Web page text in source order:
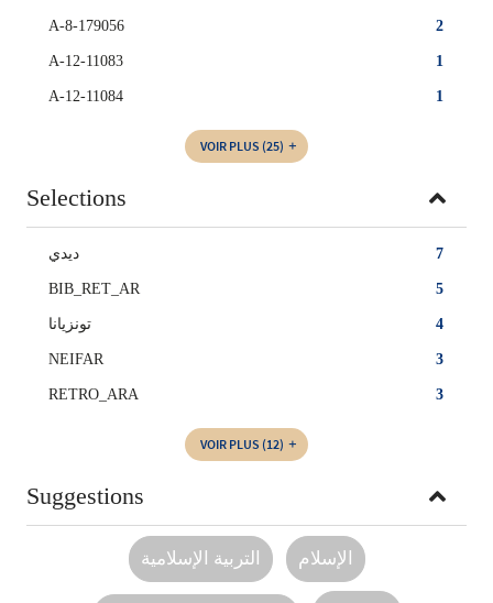
2
A-8-179056
1
A-12-11083
1
A-12-11084
VOIR PLUS (25)
Selections
7 ديدي
5
BIB_RET_AR
4 تونزيانا
3
NEIFAR
3
RETRO_ARA
VOIR PLUS (12)
Suggestions
التربية الإسلامية الإسلام